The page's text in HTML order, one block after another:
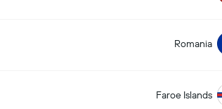
Romania
Faroe Islands